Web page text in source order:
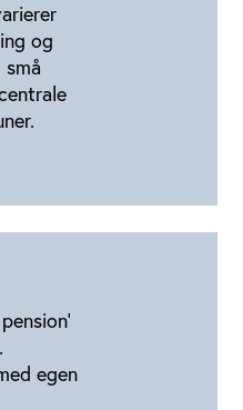
og
egen